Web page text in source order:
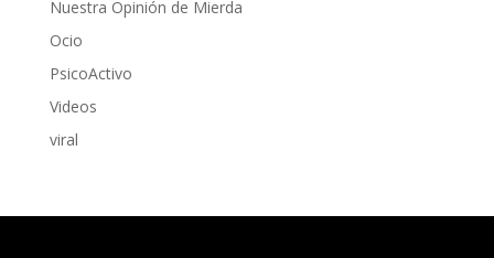
Nuestra Opinión de Mierda
Ocio
PsicoActivo
Videos
viral